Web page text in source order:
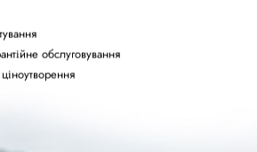
обслуговування